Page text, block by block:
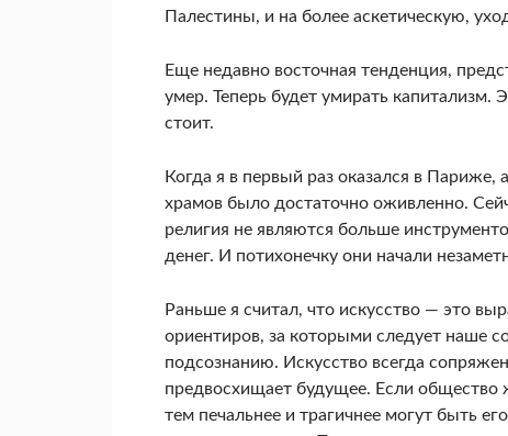
Палестины, и на бо­лее аскетическую,
Еще недавно восточная тенденция,
умер. Теперь будет умирать капитализм.
стоит.
Когда я в первый раз оказался в
храмов было достаточно оживленно.
религия не являются больше
денег. И потихонечку они начали
Раньше я считал, что искусство — это
ориентиров, за которыми следует наше
подсознанию. Искусство всегда
предвосхищает будущее. Если общест­во
тем печальнее и трагичнее могут быть